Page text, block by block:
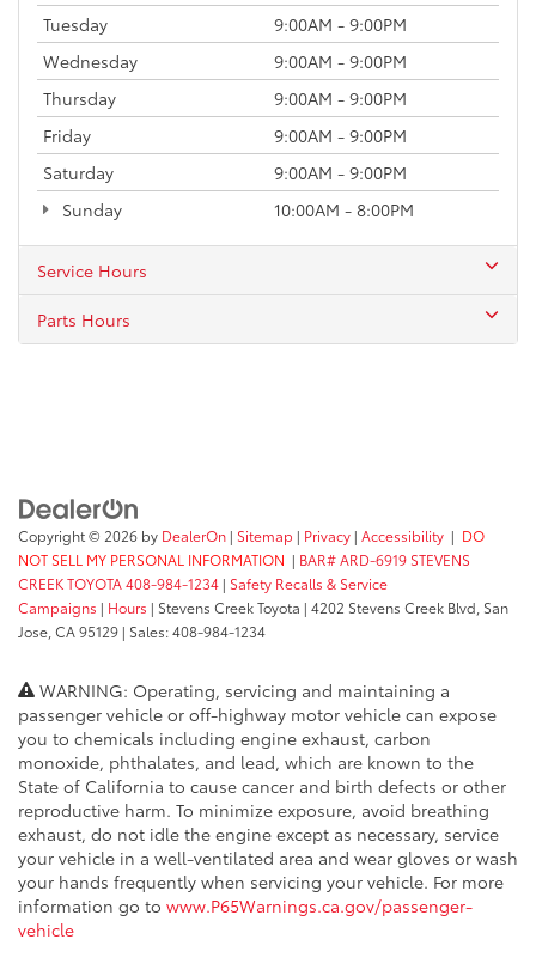
Tuesday
9:00AM - 9:00PM
Wednesday
9:00AM - 9:00PM
Thursday
9:00AM - 9:00PM
Friday
9:00AM - 9:00PM
Saturday
9:00AM - 9:00PM
Sunday
10:00AM - 8:00PM
Service Hours
Parts Hours
Copyright © 2026 by DealerOn | Sitemap | Privacy | Accessibility | DO
NOT SELL MY PERSONAL INFORMATION | BAR# ARD-6919 STEVENS
CREEK TOYOTA 408-984-1234 | Safety Recalls & Service
Campaigns | Hours | Stevens Creek Toyota | 4202 Stevens Creek Blvd, San
Jose, CA95129 | Sales:408-984-1234
WARNING: Operating, servicing and maintaining a
passenger vehicle or off-highway motor vehicle can expose
you to chemicals including engine exhaust, carbon
monoxide, phthalates, and lead, which are known to the
State of California to cause cancer and birth defects or other
reproductive harm. To minimize exposure, avoid breathing
exhaust, do not idle the engine except as necessary, service
your vehicle in a well-ventilated area and wear gloves or wash
your hands frequently when servicing your vehicle. For more
information go to www.P65Warnings.ca.gov/passenger-
vehicle